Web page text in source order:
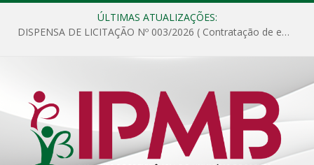
ÚLTIMAS ATUALIZAÇÕES:
DISPENSA DE LICITAÇÃO Nº 003/2026 ( Contratação de empresa para fornecimento de gêneros alimentícios não perecíveis, materiais de expediente, descartáveis, copa e cozinha, para análise e posterior publicação.)